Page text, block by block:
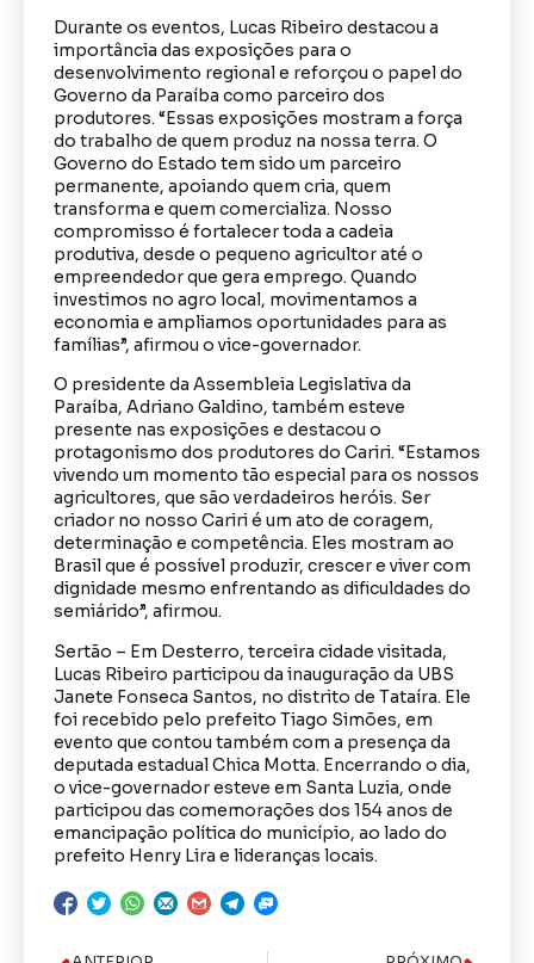
Durante os eventos, Lucas Ribeiro destacou a
importância das exposições para o
desenvolvimento regional e reforçou o papel do
Governo da Paraíba como parceiro dos
produtores. “Essas exposições mostram a força
do trabalho de quem produz na nossa terra. O
Governo do Estado tem sido um parceiro
permanente, apoiando quem cria, quem
transforma e quem comercializa. Nosso
compromisso é fortalecer toda a cadeia
produtiva, desde o pequeno agricultor até o
empreendedor que gera emprego. Quando
investimos no agro local, movimentamos a
economia e ampliamos oportunidades para as
famílias”, afirmou o vice-governador.
O presidente da Assembleia Legislativa da
Paraíba, Adriano Galdino, também esteve
presente nas exposições e destacou o
protagonismo dos produtores do Cariri. “Estamos
vivendo um momento tão especial para os nossos
agricultores, que são verdadeiros heróis. Ser
criador no nosso Cariri é um ato de coragem,
determinação e competência. Eles mostram ao
Brasil que é possível produzir, crescer e viver com
dignidade mesmo enfrentando as dificuldades do
semiárido”, afirmou.
Sertão – Em Desterro, terceira cidade visitada,
Lucas Ribeiro participou da inauguração da UBS
Janete Fonseca Santos, no distrito de Tataíra. Ele
foi recebido pelo prefeito Tiago Simões, em
evento que contou também com a presença da
deputada estadual Chica Motta. Encerrando o dia,
o vice-governador esteve em Santa Luzia, onde
participou das comemorações dos 154 anos de
emancipação política do município, ao lado do
prefeito Henry Lira e lideranças locais.